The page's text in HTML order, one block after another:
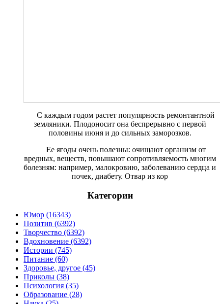
С каждым годом растет попу­лярность ремонтантной
зе­мляники. Плодоносит она беспрерывно с первой
половины июня и до сильных заморозков.
Ее ягоды очень полезны: очища­ют организм от
вредных, веществ, повышают сопротивляемость мно­гим
болезням: например, малокро­вию, заболеванию сердца и
почек, диабету. Отвар из кор
Категории
Юмор (16343)
Позитив (6392)
Творчество (6392)
Вдохновение (6392)
Истории (745)
Питание (60)
Здоровье, другое (45)
Приколы (38)
Психология (35)
Образование (28)